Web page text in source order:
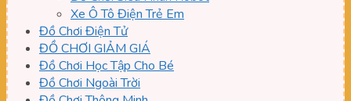
Xe Ô Tô Điện Trẻ Em
Đồ Chơi Điện Tử
ĐỒ CHƠI GIẢM GIÁ
Đồ Chơi Học Tập Cho Bé
Đồ Chơi Ngoài Trời